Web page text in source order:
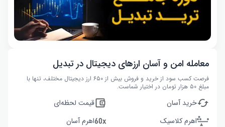
معامله امن و آسان ارزهای دیجیتال در تبدیل
فرصت کسب سود از خرید و فروش بیش از ۶۵۰ ارز دیجیتال مختلف، تنها با
مبلغ ۵۰ هزار تومان در اختیار شماست.
خرید آسان
قیمت لحظه‌ای
اهرم کلاسیک
اهرم آسان